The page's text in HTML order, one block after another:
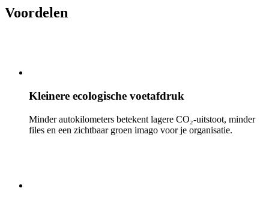
Voordelen
Kleinere ecologische voetafdruk
Minder autokilometers betekent lagere CO₂-uitstoot, minder
files en een zichtbaar groen imago voor je organisatie.